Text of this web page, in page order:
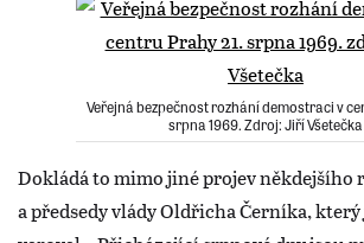
Veřejná bezpečnost rozhání demostraci v
srpna 1969. Zdroj: Jiří Všetečka
Dokládá to mimo jiné projev někdejšího
a předsedy vlády Oldřicha Černíka,